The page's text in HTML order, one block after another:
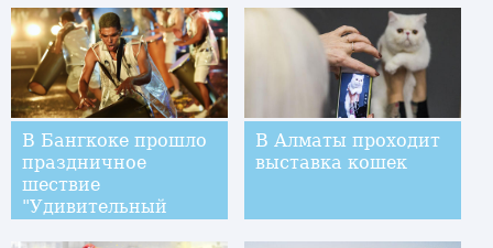
В Бангкоке прошло
праздничное
шествие
"Удивительный
В Алматы проходит
выставка кошек